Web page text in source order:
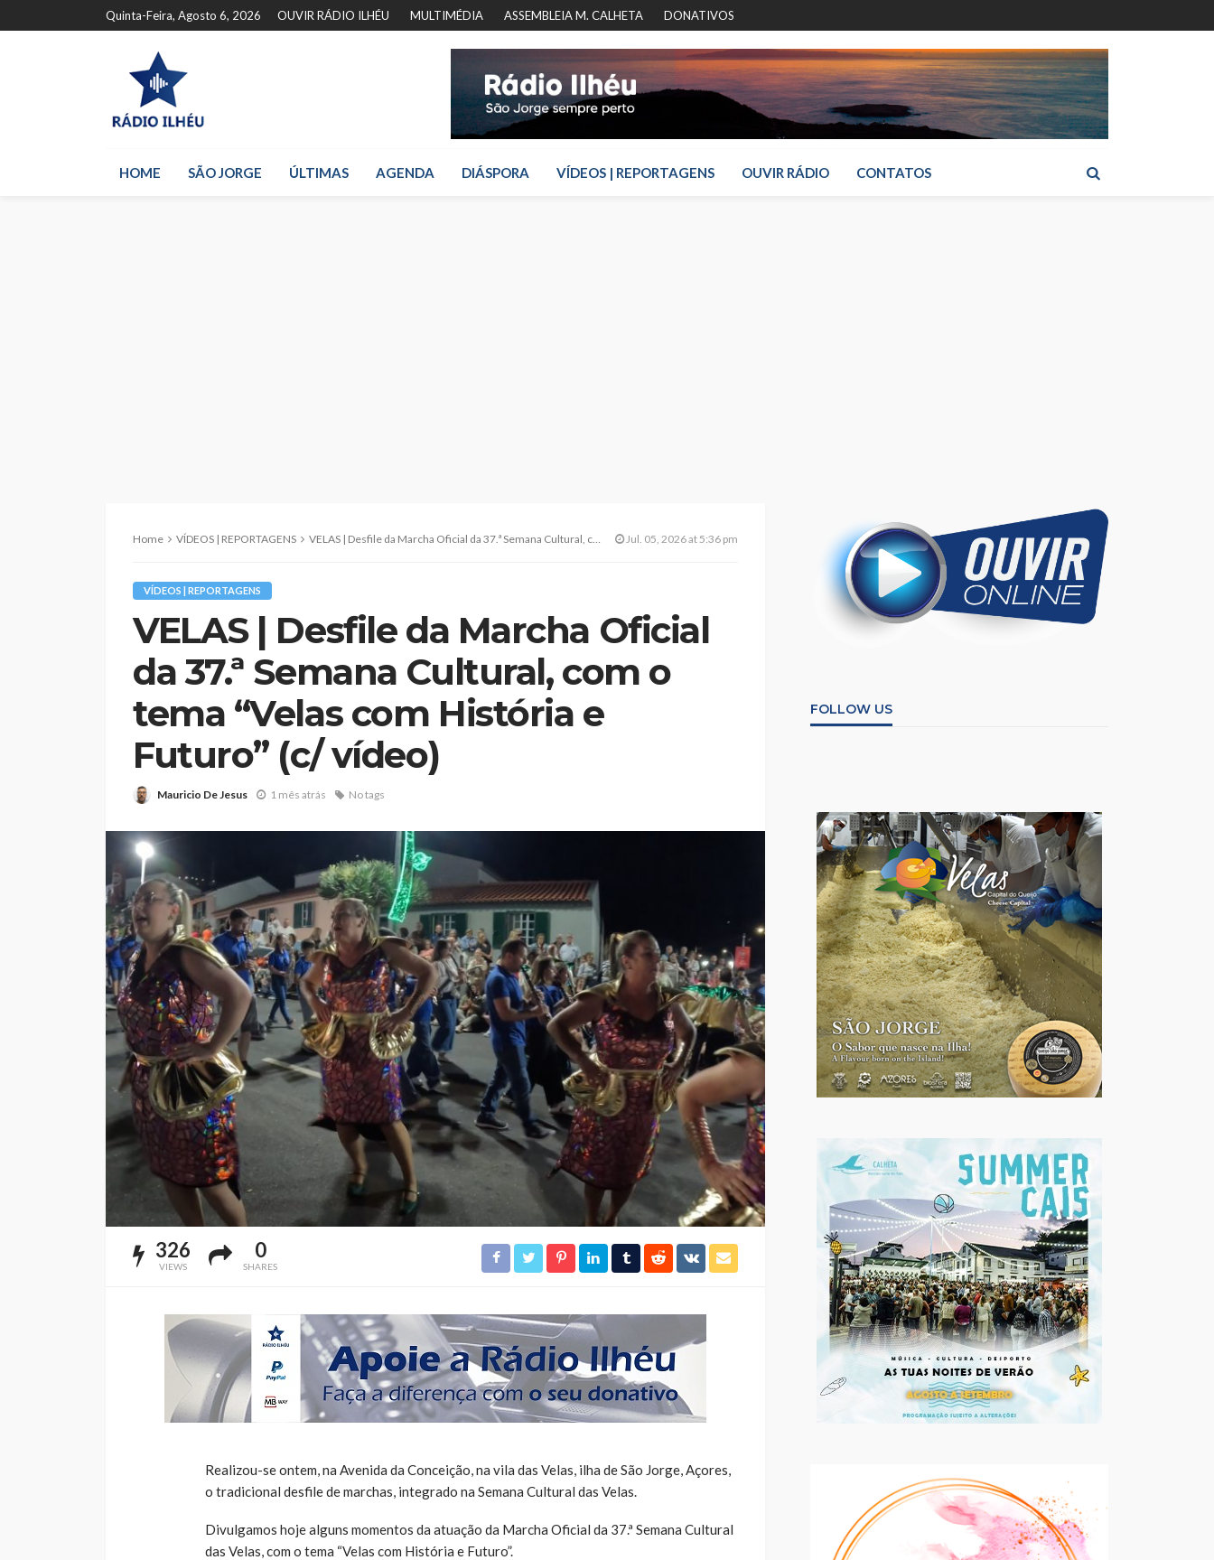
Quinta-Feira, Agosto 6, 2026 OUVIR RÁDIO ILHÉU MULTIMÉDIA ASSEMBLEIA M. CALHETA DONATIVOS
HOME SÃO JORGE ÚLTIMAS AGENDA DIÁSPORA VÍDEOS | REPORTAGENS OUVIR RÁDIO CONTATOS
Home VÍDEOS | REPORTAGENS VELAS | Desfile da Marcha Oficial da 37.ª Semana Cultural, com o tema “Velas com História e Futuro” (c/ vídeo) Jul. 05, 2026 at 5:36 pm
VÍDEOS | REPORTAGENS
VELAS | Desfile da Marcha Oficial
da 37.ª Semana Cultural, com o
tema “Velas com História e
Futuro” (c/ vídeo)
Mauricio De Jesus 1 mês atrás No tags
326
VIEWS
0
SHARES
Realizou-se ontem, na Avenida da Conceição, na vila das Velas, ilha de São Jorge, Açores,
o tradicional desfile de marchas, integrado na Semana Cultural das Velas.
Divulgamos hoje alguns momentos da atuação da Marcha Oficial da 37.ª Semana Cultural
das Velas, com o tema “Velas com História e Futuro”.
FOLLOW US